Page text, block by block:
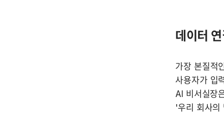
데이터
가장 본질적
사용자가 입
AI 비서실장
'우리 회사의